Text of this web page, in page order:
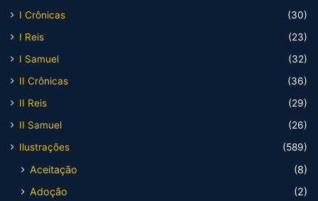
I Crônicas
(30)
I Reis
(23)
I Samuel
(32)
II Crônicas
(36)
II Reis
(29)
II Samuel
(26)
Ilustrações
(589)
Aceitação
(8)
Adoção
(2)